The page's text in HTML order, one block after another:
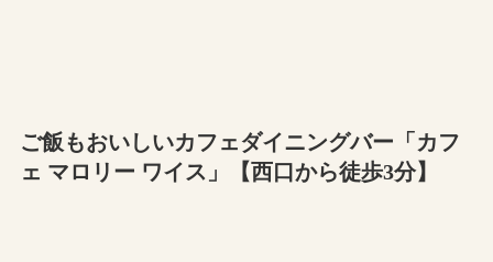
ご飯もおいしいカフェダイニングバー「カフ
ェ マロリー ワイス」【西口から徒歩3分】